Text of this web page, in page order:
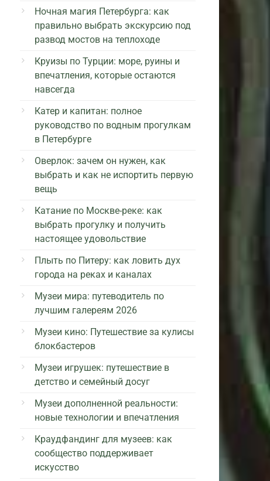
Ночная магия Петербурга: как
правильно выбрать экскурсию под
развод мостов на теплоходе
Круизы по Турции: море, руины и
впечатления, которые остаются
навсегда
Катер и капитан: полное
руководство по водным прогулкам
в Петербурге
Оверлок: зачем он нужен, как
выбрать и как не испортить первую
вещь
Катание по Москве-реке: как
выбрать прогулку и получить
настоящее удовольствие
Плыть по Питеру: как ловить дух
города на реках и каналах
Музеи мира: путеводитель по
лучшим галереям 2026
Музеи кино: Путешествие за кулисы
блокбастеров
Музеи игрушек: путешествие в
детство и семейный досуг
Музеи дополненной реальности:
новые технологии и впечатления
Краудфандинг для музеев: как
сообщество поддерживает
искусство